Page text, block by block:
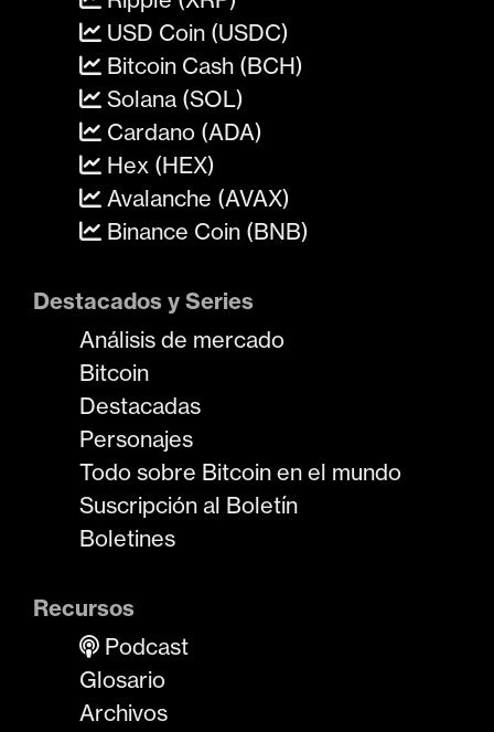
USD Coin (USDC)
Bitcoin Cash (BCH)
Solana (SOL)
Cardano (ADA)
Hex (HEX)
Avalanche (AVAX)
Binance Coin (BNB)
Destacados y Series
Análisis de mercado
Bitcoin
Destacadas
Personajes
Todo sobre Bitcoin en el mundo
Suscripción al Boletín
Boletines
Recursos
Podcast
Glosario
Archivos